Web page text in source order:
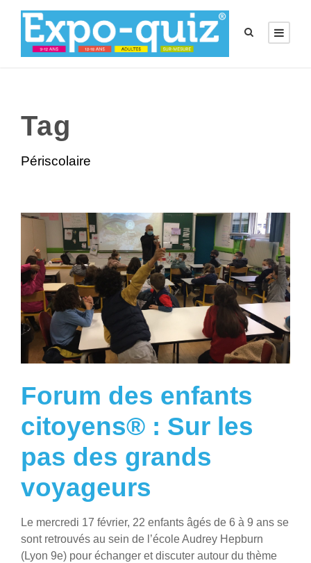
Tag
Périscolaire
Forum des enfants
citoyens® : Sur les
pas des grands
voyageurs
Le mercredi 17 février, 22 enfants âgés de 6 à 9 ans se
sont retrouvés au sein de l’école Audrey Hepburn
(Lyon 9e) pour échanger et discuter autour du thème